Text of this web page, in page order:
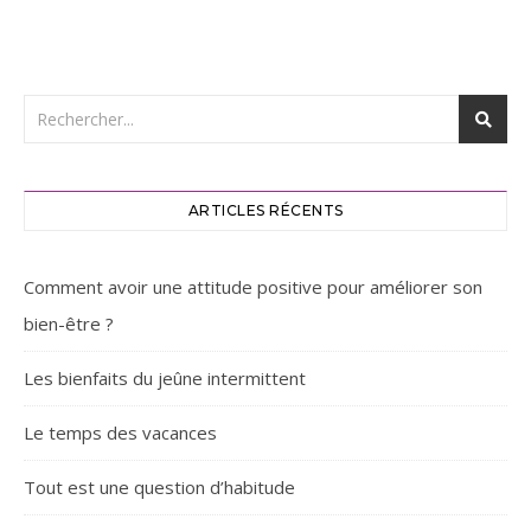
ARTICLES RÉCENTS
Comment avoir une attitude positive pour améliorer son
bien-être ?
Les bienfaits du jeûne intermittent
Le temps des vacances
Tout est une question d’habitude